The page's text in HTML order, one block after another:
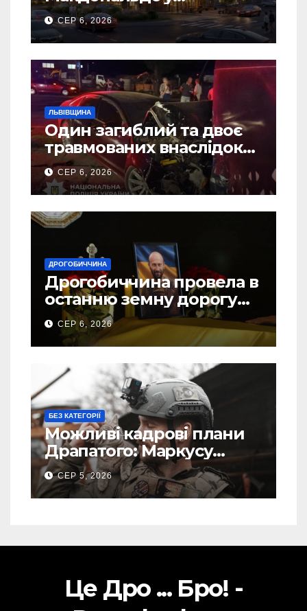
Дрогобичі? (Фото)
СЕР 6, 2026
ЛЬВІВЩИНА
Один загиблий та двоє
травмованих внаслідок
ДТП на Самбірщині
СЕР 6, 2026
ДРОГОБИЧЧИНА
Дрогобиччина провела в
останню земну дорогу
свого Захисника – Олега
Торського
СЕР 6, 2026
БЕЗ КАТЕГОРІЇ
Можливі кадрові плани
Драпатого: Маркусу
пророкують важливу
посаду у ЗСУ
СЕР 5, 2026
Це Дро ... Бро! -